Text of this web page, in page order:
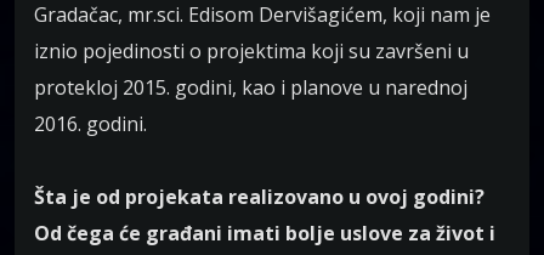
Gradačac, mr.sci. Edisom Dervišagićem, koji nam je
iznio pojedinosti o projektima koji su završeni u
protekloj 2015. godini, kao i planove u narednoj
2016. godini.
Šta je od projekata realizovano u ovoj godini?
Od čega će građani imati bolje uslove za život i